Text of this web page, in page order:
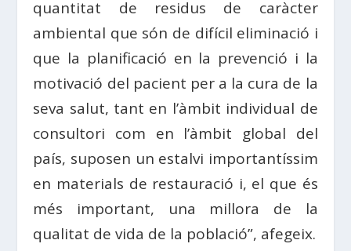
quantitat de residus de caràcter
ambiental que són de difícil eliminació i
que la planificació en la prevenció i la
motivació del pacient per a la cura de la
seva salut, tant en l’àmbit individual de
consultori com en l’àmbit global del
país, suposen un estalvi importantíssim
en materials de restauració i, el que és
més important, una millora de la
qualitat de vida de la població”, afegeix.